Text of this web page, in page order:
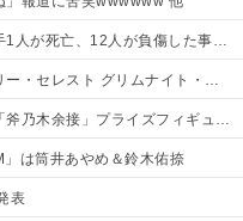
が死亡、12人が負傷した事故。
ト・リーパー」フィギュア【10日予約開始】
プライズフィギュア【彩色原型公開】
は筒井あやめ＆鈴木佑捺
表